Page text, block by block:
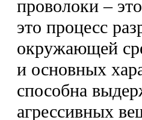
проволоки –
это процесс
окружающей
и основных
способна
агрессивных